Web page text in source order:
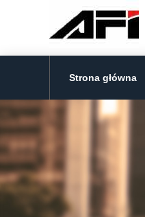
Strona główna